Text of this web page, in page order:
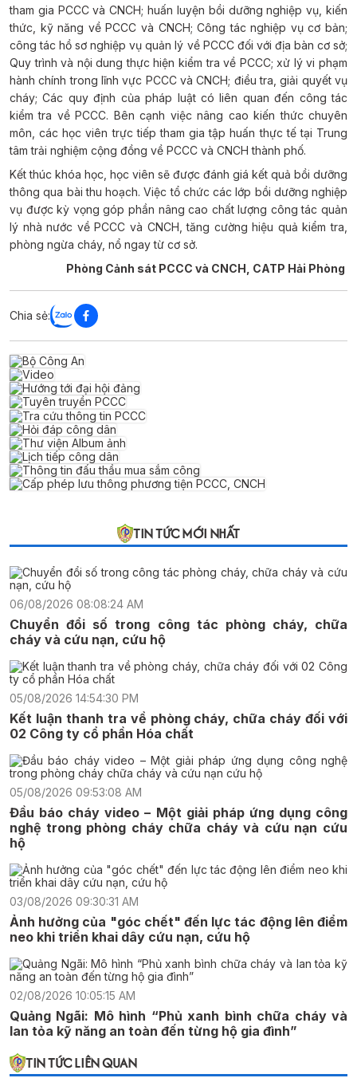
tham gia PCCC và CNCH; huấn luyện bồi dưỡng nghiệp vụ, kiến
thức, kỹ năng về PCCC và CNCH; Công tác nghiệp vụ cơ bản;
công tác hồ sơ nghiệp vụ quản lý về PCCC đối với địa bàn cơ sở;
Quy trình và nội dung thực hiện kiểm tra về PCCC; xử lý vi phạm
hành chính trong lĩnh vực PCCC và CNCH; điều tra, giải quyết vụ
cháy; Các quy định của pháp luật có liên quan đến công tác
kiểm tra về PCCC. Bên cạnh việc nâng cao kiến thức chuyên
môn, các học viên trực tiếp tham gia tập huấn thực tế tại Trung
tâm trải nghiệm cộng đồng về PCCC và CNCH thành phố.
Kết thúc khóa học, học viên sẽ được đánh giá kết quả bồi dưỡng
thông qua bài thu hoạch. Việc tổ chức các lớp bồi dưỡng nghiệp
vụ được kỳ vọng góp phần nâng cao chất lượng công tác quản
lý nhà nước về PCCC và CNCH, tăng cường hiệu quả kiểm tra,
phòng ngừa cháy, nổ ngay từ cơ sở.
Phòng Cảnh sát PCCC và CNCH, CATP Hải Phòng
Chia sẻ:
TIN TỨC MỚI NHẤT
06/08/2026 08:08:24 AM
Chuyển đổi số trong công tác phòng cháy, chữa
cháy và cứu nạn, cứu hộ
05/08/2026 14:54:30 PM
Kết luận thanh tra về phòng cháy, chữa cháy đối với
02 Công ty cổ phần Hóa chất
05/08/2026 09:53:08 AM
Đầu báo cháy video – Một giải pháp ứng dụng công
nghệ trong phòng cháy chữa cháy và cứu nạn cứu
hộ
03/08/2026 09:30:31 AM
Ảnh hưởng của "góc chết" đến lực tác động lên điểm
neo khi triển khai dây cứu nạn, cứu hộ
02/08/2026 10:05:15 AM
Quảng Ngãi: Mô hình “Phủ xanh bình chữa cháy và
lan tỏa kỹ năng an toàn đến từng hộ gia đình”
TIN TỨC LIÊN QUAN